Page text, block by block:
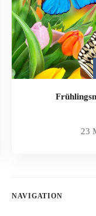
23
NAVIGATION